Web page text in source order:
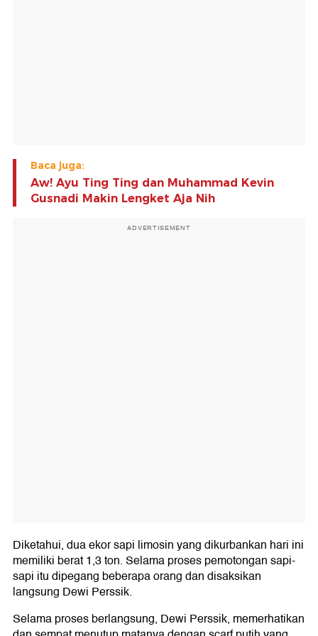
Baca juga:
Aw! Ayu Ting Ting dan Muhammad Kevin
Gusnadi Makin Lengket Aja Nih
ADVERTISEMENT
Diketahui, dua ekor sapi limosin yang dikurbankan hari ini
memiliki berat 1,3 ton. Selama proses pemotongan sapi-
sapi itu dipegang beberapa orang dan disaksikan
langsung Dewi Perssik.
Selama proses berlangsung, Dewi Perssik, memerhatikan